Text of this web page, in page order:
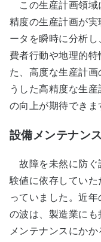
この生産計画領域
精度の生産計画が
ータを瞬時に分析
費者行動や地理的特
た、高度な生産計
うした高精度な生
の向上が期待できま
設備メンテナンス
故障を未然に防ぐ
験値に依存してい
っていました。近
の波は、製造業に
メンテナンスにか